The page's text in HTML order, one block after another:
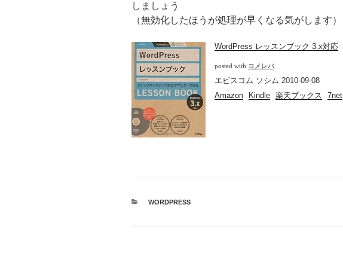
しましょう
（無効化したほうが処理が早くなる気がします）
WordPress レッスンブック 3.x対応
posted with ヨメレバ
エビスコム ソシム 2010-09-08
Amazon
Kindle 楽天ブックス 7net
カ
WORDPRESS